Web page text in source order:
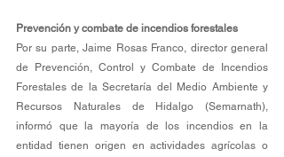
Prevención y combate de incendios forestales
Por su parte, Jaime Rosas Franco, director general
de Prevención, Control y Combate de Incendios
Forestales de la Secretaría del Medio Ambiente y
Recursos Naturales de Hidalgo (Semarnath),
informó que la mayoría de los incendios en la
entidad tienen origen en actividades agrícolas o